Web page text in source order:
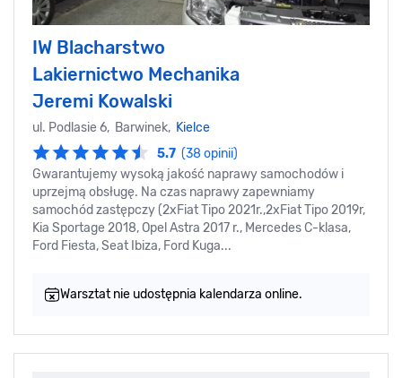
IW Blacharstwo
Lakiernictwo Mechanika
Jeremi Kowalski
ul. Podlasie 6, Barwinek, Kielce
5.7 (38 opinii)
Gwarantujemy wysoką jakość naprawy samochodów i
uprzejmą obsługę. Na czas naprawy zapewniamy
samochód zastępczy (2xFiat Tipo 2021r.,2xFiat Tipo 2019r,
Kia Sportage 2018, Opel Astra 2017 r., Mercedes C-klasa,
Ford Fiesta, Seat Ibiza, Ford Kuga...
Warsztat nie udostępnia kalendarza online.